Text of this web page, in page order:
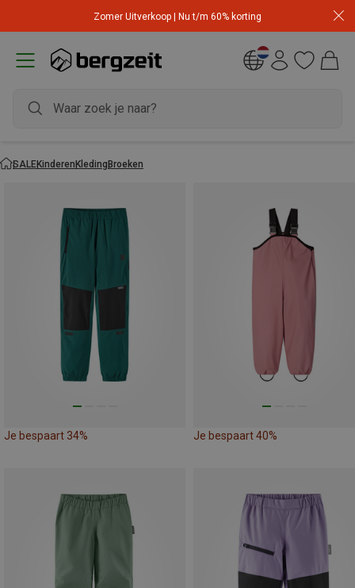
Zomer Uitverkoop | Nu t/m 60% korting
SALEKinderenKledingBroeken
Je bespaart 34% Je bespaart 40%